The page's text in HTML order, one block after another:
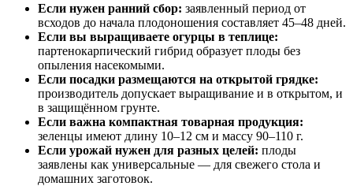
Если нужен ранний сбор: заявленный период от
всходов до начала плодоношения составляет 45–48 дней.
Если вы выращиваете огурцы в теплице:
партенокарпический гибрид образует плоды без
опыления насекомыми.
Если посадки размещаются на открытой грядке:
производитель допускает выращивание и в открытом, и
в защищённом грунте.
Если важна компактная товарная продукция:
зеленцы имеют длину 10–12 см и массу 90–110 г.
Если урожай нужен для разных целей: плоды
заявлены как универсальные — для свежего стола и
домашних заготовок.